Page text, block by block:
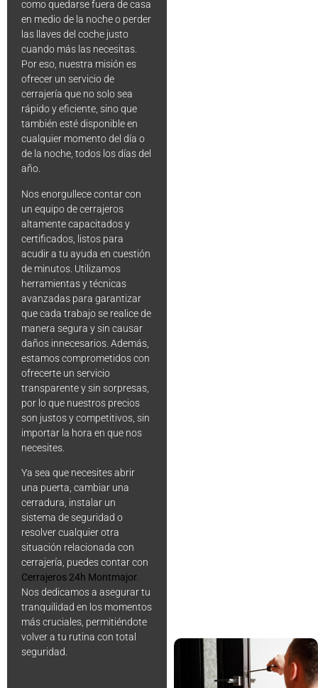
como quedarse fuera de casa
en medio de la noche o perder
las llaves del coche justo
cuando más las necesitas.
Por eso, nuestra misión es
ofrecer un servicio de
cerrajería que no solo sea
rápido y eficiente, sino que
también esté disponible en
cualquier momento del día o
de la noche, todos los días del
año.
Nos enorgullece contar con
un equipo de cerrajeros
altamente capacitados y
certificados, listos para
acudir a tu ayuda en cuestión
de minutos. Utilizamos
herramientas y técnicas
avanzadas para garantizar
que cada trabajo se realice de
manera segura y sin causar
daños innecesarios. Además,
estamos comprometidos con
ofrecerte un servicio
transparente y sin sorpresas,
por lo que nuestros precios
son justos y competitivos, sin
importar la hora en que nos
necesites.
Ya sea que necesites abrir
una puerta, cambiar una
cerradura, instalar un
sistema de seguridad o
resolver cualquier otra
situación relacionada con
cerrajería, puedes contar con
Cerrajeros 24h Montmajor
Nos dedicamos a asegurar tu
tranquilidad en los momentos
más cruciales, permitiéndote
volver a tu rutina con total
seguridad.